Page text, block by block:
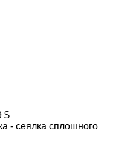
$
- сеялка сплошного